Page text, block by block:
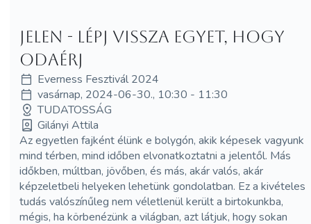
JELEN - Lépj vissza egyet, hogy
odaérj
Everness Fesztivál 2024
vasárnap, 2024-06-30., 10:30 - 11:30
TUDATOSSÁG
Gilányi Attila
Az egyetlen fajként élünk e bolygón, akik képesek vagyunk
mind térben, mind időben elvonatkoztatni a jelentől. Más
időkben, múltban, jövőben, és más, akár valós, akár
képzeletbeli helyeken lehetünk gondolatban. Ez a kivételes
tudás valószínűleg nem véletlenül került a birtokunkba,
mégis, ha körbenézünk a világban, azt látjuk, hogy sokan